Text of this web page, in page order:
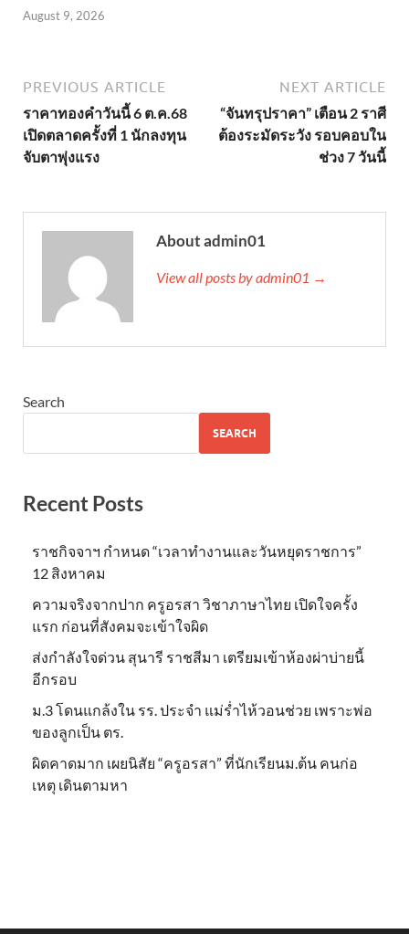
August 9, 2026
PREVIOUS ARTICLE
ราคาทองคำวันนี้ 6 ต.ค.68
เปิดตลาดครั้งที่ 1 นักลงทุน
จับตาพุ่งแรง
NEXT ARTICLE
“จันทรุปราคา” เตือน 2 ราศี
ต้องระมัดระวัง รอบคอบใน
ช่วง 7 วันนี้
About admin01
View all posts by admin01 →
Search
SEARCH
Recent Posts
ราชกิจจาฯ กำหนด “เวลาทำงานและวันหยุดราชการ”
12 สิงหาคม
ความจริงจากปาก ครูอรสา วิชาภาษาไทย เปิดใจครั้ง
แรก ก่อนที่สังคมจะเข้าใจผิด
ส่งกำลังใจด่วน สุนารี ราชสีมา เตรียมเข้าห้องผ่าบ่ายนี้
อีกรอบ
ม.3 โดนแกล้งใน รร. ประจำ แม่ร่ำไห้วอนช่วย เพราะพ่อ
ของลูกเป็น ตร.
ผิดคาดมาก เผยนิสัย “ครูอรสา” ที่นักเรียนม.ต้น คนก่อ
เหตุ เดินตามหา